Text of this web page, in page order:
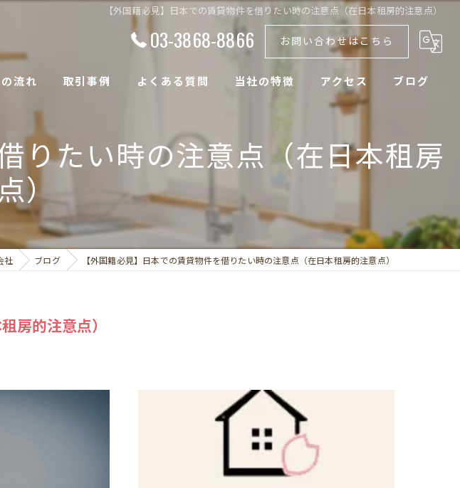
【外国籍必見】日本での賃貸物件を借りたい時の注意点（在日本租房的注意点）
03-3868-8866 お問い合わせはこちら
流れ 取引事例 よくある質問 当社の特徴
戸建て
アパート
アクセス ブログ
りたい時の注意点（在日本租房
）
社 ブログ 【外国籍必見】日本での賃貸物件を借りたい時の注意点（在日本租房的注意点）
房的注意点）